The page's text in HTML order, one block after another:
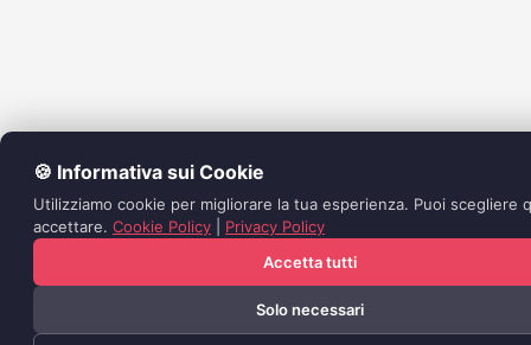
🍪 Informativa sui Cookie
Utilizziamo cookie per migliorare la tua esperienza. Puoi scegliere
accettare. Cookie Policy
Privacy Policy
Accetta tutti
Solo necessari